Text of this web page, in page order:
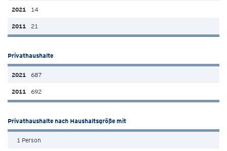
14
21
Privathaushalte
687
692
Privathaushalte nach Haushaltsgröße mit
1 Person